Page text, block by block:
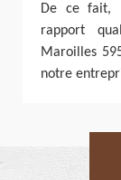
De ce fait,
rapport
Maroilles
notre